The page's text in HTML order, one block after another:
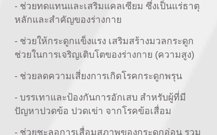
- ช่วยทดแทนและเสริมแคลเซียม ซึ่งเป็นแร่ธาตุ
หลักและสำคัญของร่างกาย
- ช่วยให้กระดูกแข็งแรง เสริมสร้างมวลกระดูก
ช่วยในการเจริญเติบโตของร่างกาย (ความสูง)
- ช่วยลดความเสี่ยงการเกิดโรคกระดูกพรุน
- บรรเทาและป้องกันการอักเสบ สำหรับผู้ที่มี
ปัญหาปวดข้อ ปวดเข่า จากโรคข้อเสื่อม
- ช่วยชะลอการเสื่อมสภาพของกระดูกอ่อน รวม